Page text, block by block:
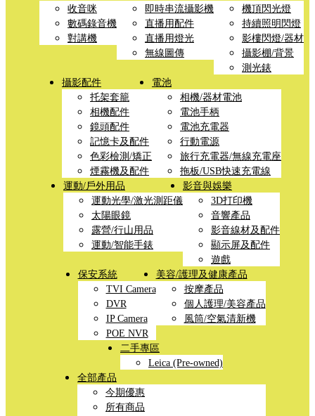
收音咪
數碼錄音機
對講機
即時串流攝影機
直播用配件
直播用燈光
無線圖傳
機頂閃光燈
持續照明閃燈
影樓閃燈/器材
攝影棚/背景
測光錶
攝影配件
托架套籠
相機配件
鏡頭配件
記憶卡及配件
色彩檢測/矯正
煙霧機及配件
電池
相機/器材電池
電池手柄
電池充電器
行動電源
旅行充電器/無線充電座
拖板/USB快速充電線
運動/戶外用品
運動光學/激光測距儀
太陽眼鏡
露營/行山用品
運動/智能手錶
影音與娛樂
3D打印機
音響產品
影音線材及配件
顯示屏及配件
遊戲
保安系統
TVI Camera
DVR
IP Camera
POE NVR
美容/護理及健康產品
按摩產品
個人護理/美容產品
風筒/空氣清新機
二手專區
Leica (Pre-owned)
全部產品
今期優惠
所有商品